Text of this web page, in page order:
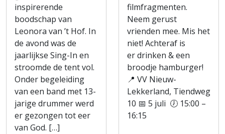
inspirerende
boodschap van
Leonora van ’t Hof. In
de avond was de
jaarlijkse Sing-In en
stroomde de tent vol.
Onder begeleiding
van een band met 13-
jarige drummer werd
er gezongen tot eer
van God. […]
filmfragmenten.
Neem gerust
vrienden mee. Mis het
niet! Achteraf is
er drinken & een
broodje hamburger!
📍 VV Nieuw-
Lekkerland, Tiendweg
10 📅 5 juli 🕖 15:00 –
16:15